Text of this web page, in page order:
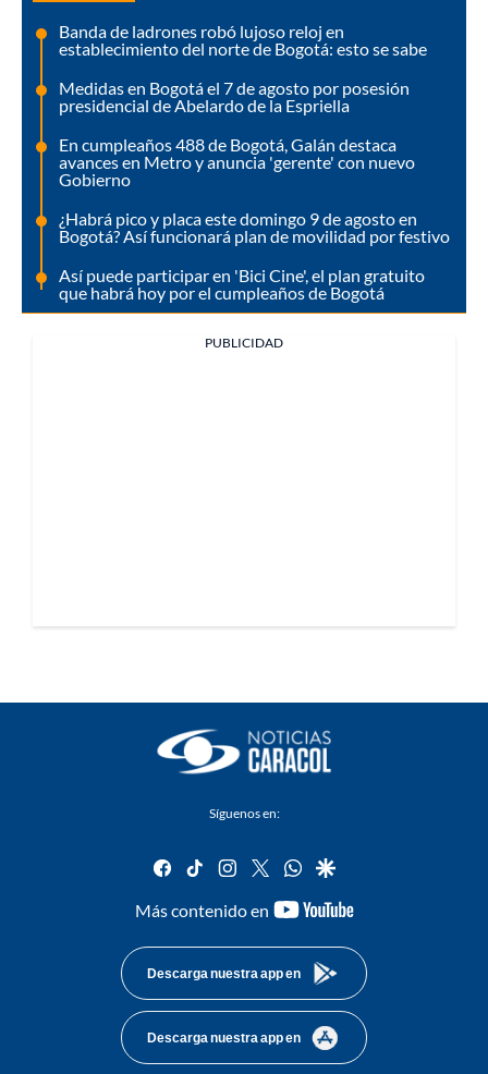
Banda de ladrones robó lujoso reloj en
establecimiento del norte de Bogotá: esto se sabe
Medidas en Bogotá el 7 de agosto por posesión
presidencial de Abelardo de la Espriella
En cumpleaños 488 de Bogotá, Galán destaca
avances en Metro y anuncia 'gerente' con nuevo
Gobierno
¿Habrá pico y placa este domingo 9 de agosto en
Bogotá? Así funcionará plan de movilidad por festivo
Así puede participar en 'Bici Cine', el plan gratuito
que habrá hoy por el cumpleaños de Bogotá
PUBLICIDAD
Síguenos en:
facebook
tiktok instagram
twitterwhatsapp
google
Más contenido en
youtube-
Descarga nuestra app en
Descarga nuestra app en